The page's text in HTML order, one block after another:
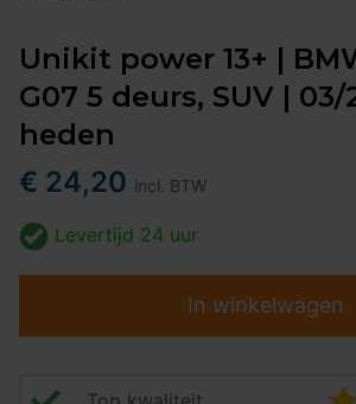
Unikit power 13+ |
G07 5 deurs, SUV | 03/
heden
€ 24,20 incl. BTW
Levertijd 24 uur
In winkelwagen